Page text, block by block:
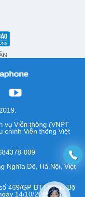
vụ Viễn thông (VNPT
chính Viễn thông Việt
009
Nghĩa Đô, Hà Nội, Việt
469/GP-BTTTT do Bộ
14/10/2016.